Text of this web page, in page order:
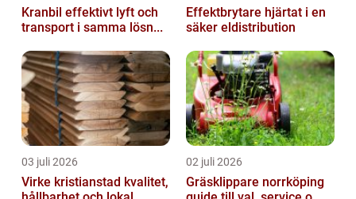
Kranbil effektivt lyft och
transport i samma lösn...
Effektbrytare hjärtat i en
säker eldistribution
03 juli 2026
Virke kristianstad kvalitet,
02 juli 2026
Gräsklippare norrköping